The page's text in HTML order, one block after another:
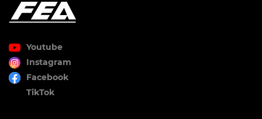
Youtube
Instagram
Facebook
TikTok